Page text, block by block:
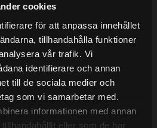
cookies
för att anpassa innehållet
tillhandahålla funktioner
vår trafik. Vi
identifierare och annan
till de sociala medier och
som vi samarbetar med.
informationen med annan
eller som de har